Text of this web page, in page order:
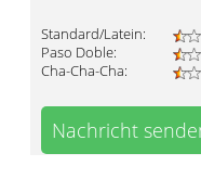
Standard/Latein:
Paso Doble:
Cha-Cha-Cha:
Nachricht